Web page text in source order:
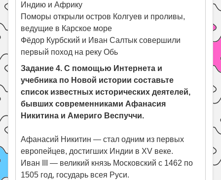
Индию и Африку
Поморы открыли остров Колгуев и проливы,
ведущие в Карское море
Фёдор Курбский и Иван Салтык совершили
первый поход на реку Обь
Задание 4. С помощью Интернета и
учебника по Новой истории составьте
список известных исторических деятелей,
бывших современниками Афанасия
Никитина и Америго Веспуччи.
Афанасий Никитин — стал одним из первых
европейцев, достигших Индии в XV веке.
Иван III — великий князь Московский с 1462 по
1505 год, государь всея Руси.